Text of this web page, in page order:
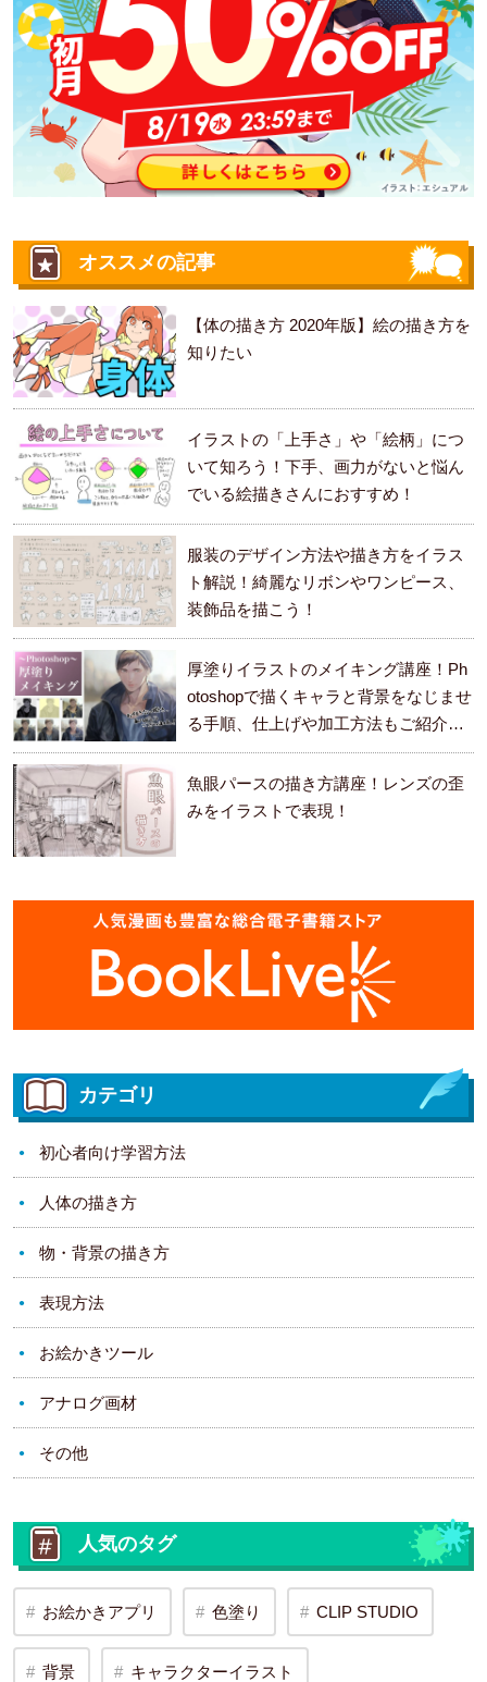
オススメの記事
【体の描き方 2020年版】絵の描き方を
知りたい
イラストの「上手さ」や「絵柄」につ
いて知ろう！下手、画力がないと悩ん
でいる絵描きさんにおすすめ！
服装のデザイン方法や描き方をイラス
ト解説！綺麗なリボンやワンピース、
装飾品を描こう！
厚塗りイラストのメイキング講座！Ph
otoshopで描くキャラと背景をなじませ
る手順、仕上げや加工方法もご紹介し
ます。
魚眼パースの描き方講座！レンズの歪
みをイラストで表現！
カテゴリ
初心者向け学習方法
人体の描き方
物・背景の描き方
表現方法
お絵かきツール
アナログ画材
その他
人気のタグ
お絵かきアプリ 色塗り CLIP STUDIO
背景 キャラクターイラスト